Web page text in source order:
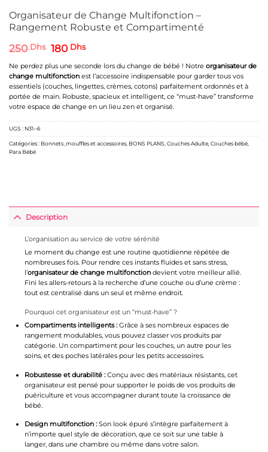
Organisateur de Change Multifonction –
Rangement Robuste et Compartimenté
250Dhs Le
initial
était :
250 Dhs.
180 DhsLe
actuel
est :
180 Dhs.
Ne perdez plus une seconde lors du change de bébé ! Notre organisateur de
change multifonction est l’accessoire indispensable pour garder tous vos
essentiels (couches, lingettes, crèmes, cotons) parfaitement ordonnés et à
portée de main. Robuste, spacieux et intelligent, ce “must-have” transforme
votre espace de change en un lieu zen et organisé.
UGS : N31--6
Catégories : Bonnets ,mouffles et accessoires BONS PLANS Couches Adulte Couches bébé
Para Bébé
Description
L’organisation au service de votre sérénité
Le moment du change est une routine quotidienne répétée de
nombreuses fois. Pour rendre ces instants fluides et sans stress,
l’organisateur de change multifonctiondevient votre meilleur allié.
Fini les allers-retours à la recherche d’une couche ou d’une crème :
tout est centralisé dans un seul et même endroit.
Pourquoi cet organisateur est un “must-have” ?
Compartiments intelligents :Grâce à ses nombreux espaces de
rangement modulables, vous pouvez classer vos produits par
catégorie. Un compartiment pour les couches, un autre pour les
soins, et des poches latérales pour les petits accessoires.
Robustesse et durabilité :Conçu avec des matériaux résistants, cet
organisateur est pensé pour supporter le poids de vos produits de
puériculture et vous accompagner durant toute la croissance de
bébé.
Design multifonction :Son look épuré s’intègre parfaitement à
n’importe quel style de décoration, que ce soit sur une table à
langer, dans une chambre ou même dans votre salon.